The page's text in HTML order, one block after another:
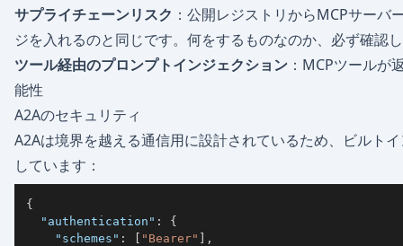
サプライチェーンリスク ：公開レジストリからMCPサー
ジを入れるのと同じです。何をするものなのか、必ず確認
ツール経由のプロンプトインジェクション ：MCPツールが
能性
A2Aのセキュリティ
A2Aは境界を越える通信用に設計されているため、ビルト
しています：
{
"authentication" :
{
"schemes" : [ "Bearer" ] ,